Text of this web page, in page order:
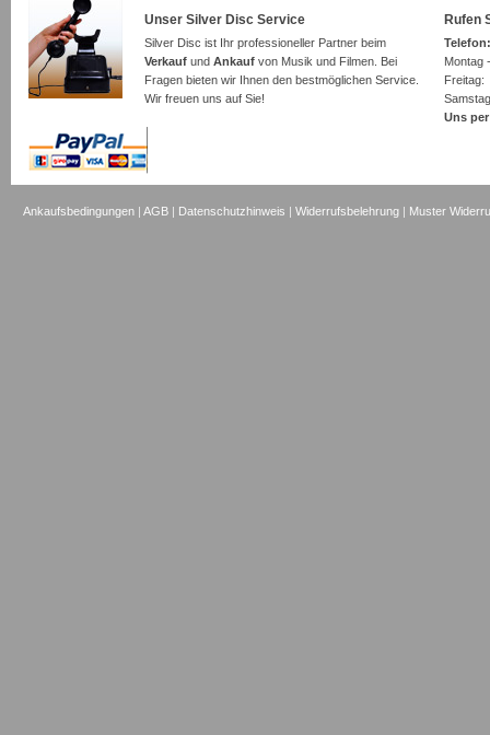
Unser Silver Disc Service
Silver Disc ist Ihr professioneller Partner beim
Verkauf und Ankauf von Musik und Filmen. Bei
Fragen bieten wir Ihnen den bestmöglichen Service.
Wir freuen uns auf Sie!
Rufen
Montag
Uns
Ankaufsbedingungen |AGB | Datenschutzhinweis |Widerrufsbelehrung | Muster